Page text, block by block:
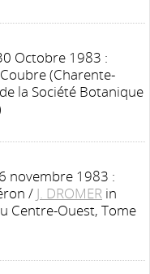
Octobre 1983 :
(Charente-
la Société Botanique
novembre 1983 :
/ J. DROMER in
Centre-Ouest, Tome